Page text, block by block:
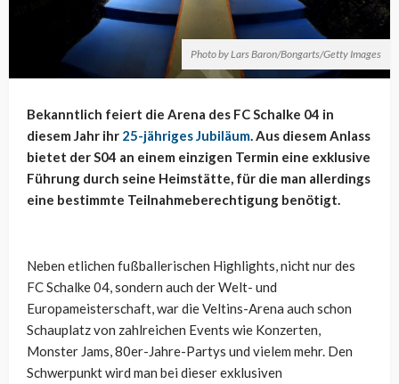
Photo by Lars Baron/Bongarts/Getty Images
Bekanntlich feiert die Arena des FC Schalke 04 in
diesem Jahr ihr 25-jähriges Jubiläum. Aus diesem Anlass
bietet der S04 an einem einzigen Termin eine exklusive
Führung durch seine Heimstätte, für die man allerdings
eine bestimmte Teilnahmeberechtigung benötigt.
Neben etlichen fußballerischen Highlights, nicht nur des
FC Schalke 04, sondern auch der Welt- und
Europameisterschaft, war die Veltins-Arena auch schon
Schauplatz von zahlreichen Events wie Konzerten,
Monster Jams, 80er-Jahre-Partys und vielem mehr. Den
Schwerpunkt wird man bei dieser exklusiven